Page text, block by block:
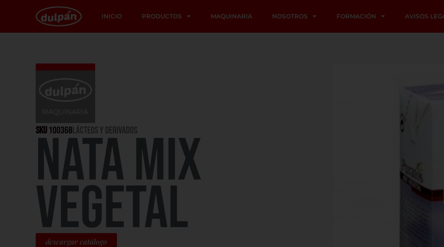
INICIO PRODUCTOS MAQUINARIA NOSOTROS FORMACIÓN AVISOS
SKU 100368LÁCTEOS Y DERIVADOS
NATA MIX
VEGETAL
descargar catálogo